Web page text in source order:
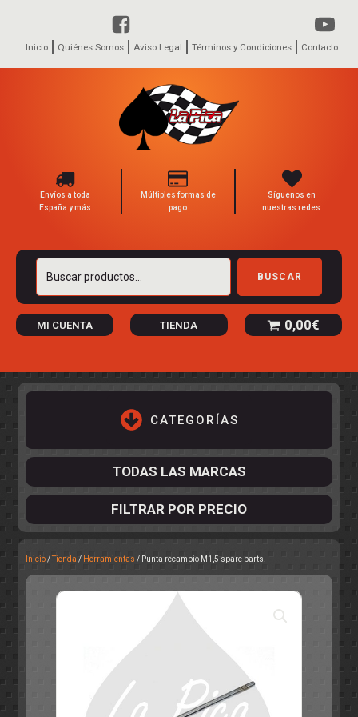
Inicio Quiénes Somos Aviso Legal Términos y Condiciones Contacto
Envíos a toda
España y más
Múltiples formas de
pago
Síguenos en
nuestras redes
Buscar
BUSCAR
MI CUENTA TIENDA 0,00€
CATEGORÍAS
OTROS
RALLY
TODAS LAS MARCAS
FILTRAR POR PRECIO
Inicio/Tienda / Herramientas / Punta recambio M1,5 spare parts.